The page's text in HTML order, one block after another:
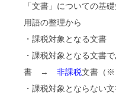
「文書」についての基礎
用語の整理から
・課税対象となる文
・課税対象となる文書
書 → 非課税文書（※
・課税対象とならな